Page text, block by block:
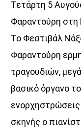
Τετάρτη 5
Φαραντούρη
Το Φεστιβάλ
Φαραντούρη
τραγουδιών,
βασικό όργανο
ενορχηστρώσεις
σκηνής ο